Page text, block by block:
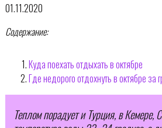
01.11.2020
Содержание:
Куда поехать отдыхать в октябре
Где недорого отдохнуть в октябре за
Теплом порадует и Турция, в Кемере,